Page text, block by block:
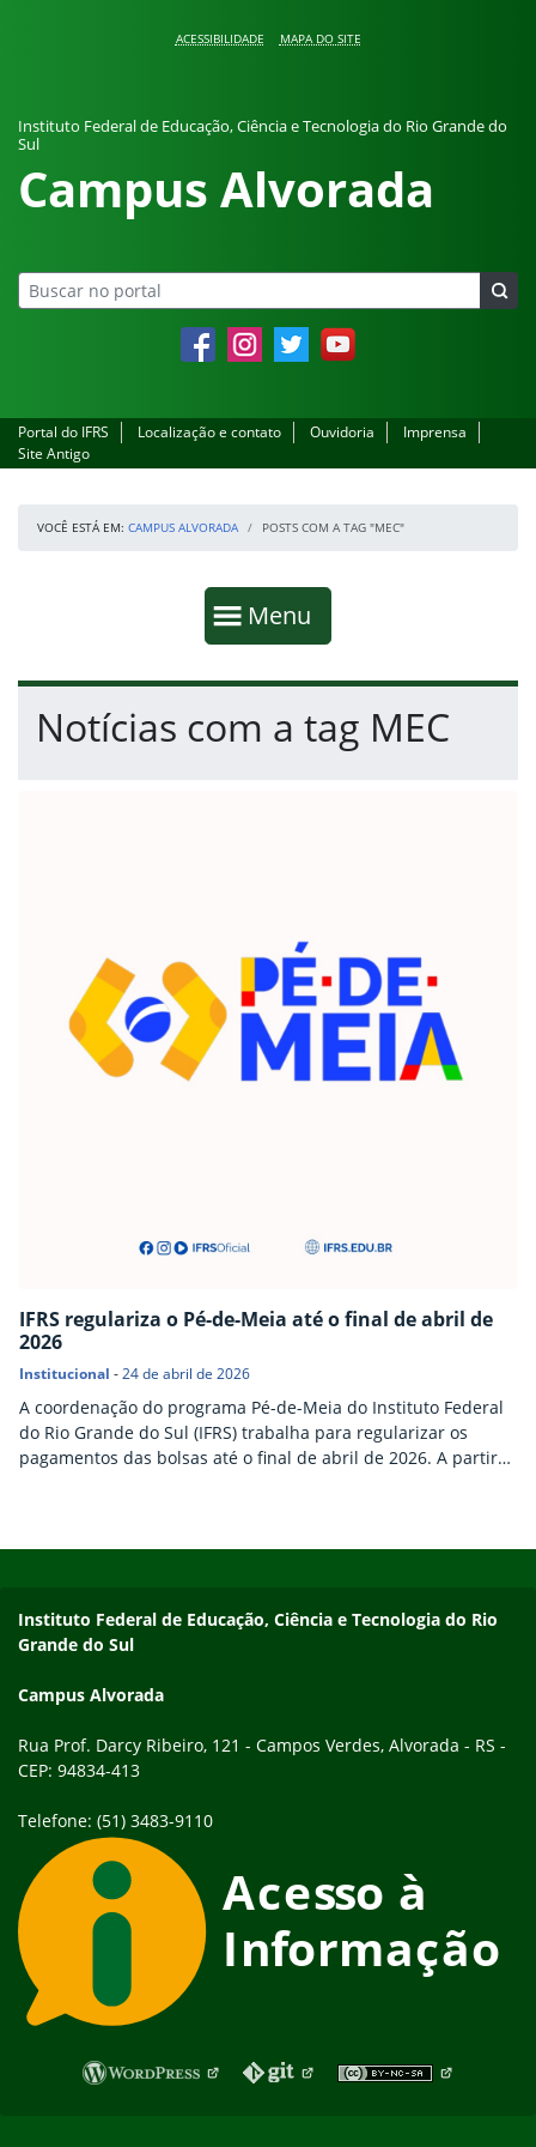
ACESSIBILIDADE MAPA DO SITE
Instituto Federal de Educação, Ciência e Tecnologia do Rio Grande do
Sul
Campus Alvorada
FacebookInstagramTwitter YouTube
Portal do IFRS Localização e contato Ouvidoria
Imprensa
Site Antigo
VOCÊ ESTÁ EM: CAMPUS ALVORADA POSTS COM A TAG "MEC"
Mostrar
Menu
Fim da navegação
Início do conteúdo
Notícias com a tag MEC
IFRS regulariza o Pé-de-Meia até o final de abril de
2026
Institucional -24 de abril de 2026
A coordenação do programa Pé-de-Meia do Instituto Federal
do Rio Grande do Sul (IFRS) trabalha para regularizar os
pagamentos das bolsas até o final de abril de 2026. A partir
Endereço
Instituto Federal de Educação, Ciência e Tecnologia do Rio
Grande do Sul
Campus Alvorada
Rua Prof. Darcy Ribeiro, 121 - Campos Verdes, Alvorada - RS -
CEP: 94834-413
Telefone: (51) 3483-9110